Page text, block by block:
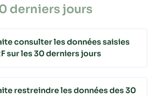
derniers jours
consulter les données saisies
sur les 30 derniers jours
restreindre les données des 30